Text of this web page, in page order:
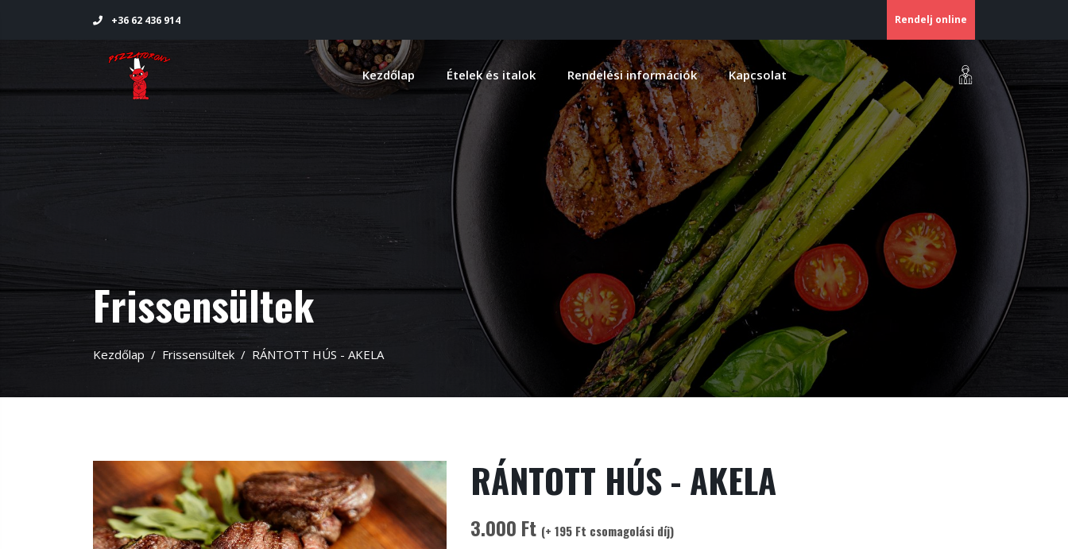
+36 62 436 914 Rendelj online
Kezdőlap Ételek és italok Rendelési információk Kapcsolat
Frissensültek
Kezdőlap Frissensültek RÁNTOTT HÚS - AKELA
RÁNTOTT HÚS - AKELA
3.000 Ft (+ 195 Ft csomagolási díj)